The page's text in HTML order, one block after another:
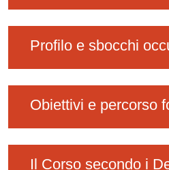
Profilo e sbocchi
Obiettivi e percorso
Il Corso secondo i